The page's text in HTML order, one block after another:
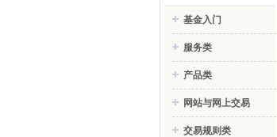
基金入门
服务类
产品类
网站与网上交易
交易规则类